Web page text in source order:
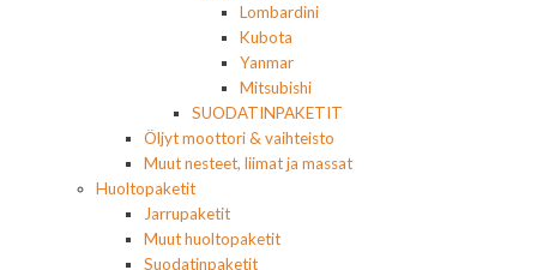
Lombardini
Kubota
Yanmar
Mitsubishi
SUODATINPAKETIT
Öljyt moottori & vaihteisto
Muut nesteet, liimat ja massat
Huoltopaketit
Jarrupaketit
Muut huoltopaketit
Suodatinpaketit